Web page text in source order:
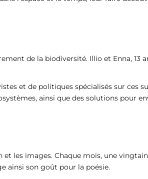
de la biodiversité. Illio et Enna, 13
et de politiques spécialisés sur ces
ainsi que des solutions pour
les images. Chaque mois, une
ainsi son goût pour la poésie.